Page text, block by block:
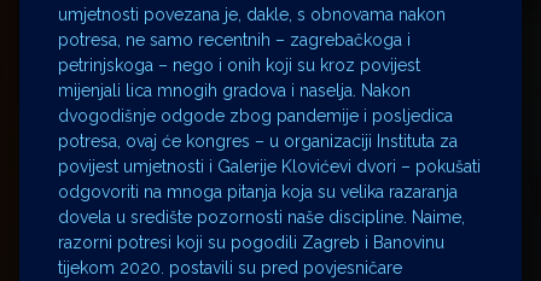
umjetnosti povezana je, dakle, s obnovama nakon
potresa, ne samo recentnih – zagrebačkoga i
petrinjskoga – nego i onih koji su kroz povijest
mijenjali lica mnogih gradova i naselja. Nakon
dvogodišnje odgode zbog pandemije i posljedica
potresa, ovaj će kongres – u organizaciji Instituta za
povijest umjetnosti i Galerije Klovićevi dvori – pokušati
odgovoriti na mnoga pitanja koja su velika razaranja
dovela u središte pozornosti naše discipline. Naime,
razorni potresi koji su pogodili Zagreb i Banovinu
tijekom 2020. postavili su pred povjesničare